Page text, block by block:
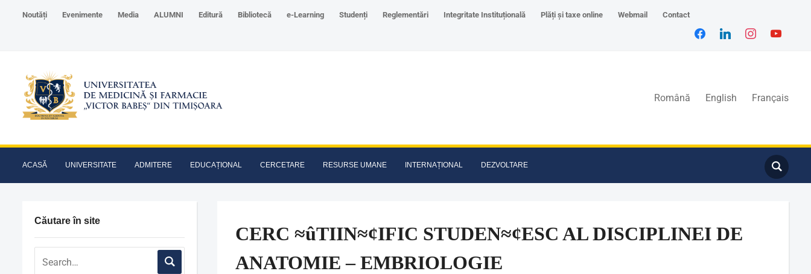
Noutăți Evenimente Media ALUMNI Editură Bibliotecă e-Learning Studenți Reglementări Integritate Instituțională Plăți și taxe online Webmail Contact
Română English Français
ACASĂ UNIVERSITATE ADMITERE EDUCAȚIONAL CERCETARE RESURSE UMANE INTERNAȚIONAL DEZVOLTARE
Căutare în site
CERC ≈ûTIIN≈¢IFIC STUDEN≈¢ESC AL DISCIPLINEI DE
ANATOMIE – EMBRIOLOGIE